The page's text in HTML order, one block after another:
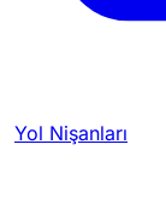
Yol Nişanları